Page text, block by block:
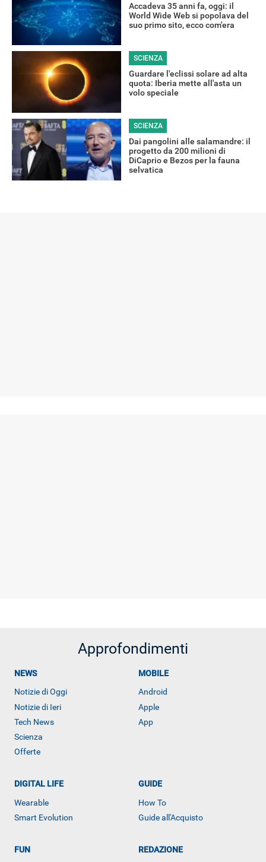
ALTRO
Accadeva 35 anni fa, oggi: il
World Wide Web si popolava del
suo primo sito, ecco com'era
SCIENZA
Guardare l'eclissi solare ad alta
quota: Iberia mette all'asta un
volo speciale
SCIENZA
Dai pangolini alle salamandre: il
progetto da 200 milioni di
DiCaprio e Bezos per la fauna
selvatica
Approfondimenti
NEWS
Notizie di Oggi
Notizie di Ieri
Tech News
Scienza
Offerte
MOBILE
Android
Apple
App
DIGITAL LIFE
Wearable
Smart Evolution
GUIDE
How To
Guide all'Acquisto
FUN
REDAZIONE